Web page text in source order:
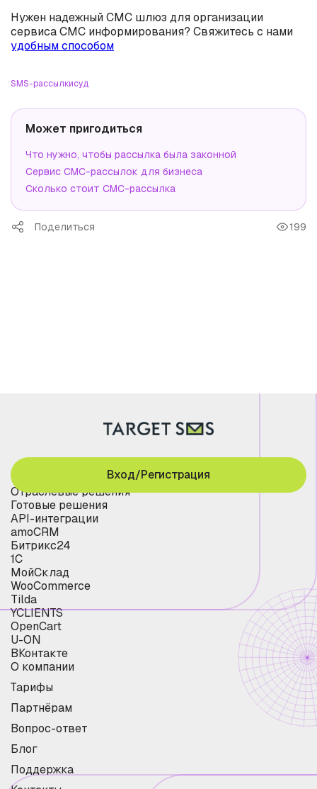
Нужен надежный СМС шлюз для организации
сервиса СМС информирования? Свяжитесь с нами
удобным способом
SMS-рассылкисуд
Может пригодиться
Что нужно, чтобы рассылка была законной
Сервис СМС-рассылок для бизнеса
Сколько стоит СМС-рассылка
Поделиться 199
Отраслевые решения
Готовые решения
API-интеграции
amoCRM
Битрикс24
1С
МойСклад
WooCommerce
Tilda
YCLIENTS
OpenCart
U-ON
ВКонтакте
О компании
Тарифы
Партнёрам
Вопрос-ответ
Блог
Поддержка
Вход/Регистрация